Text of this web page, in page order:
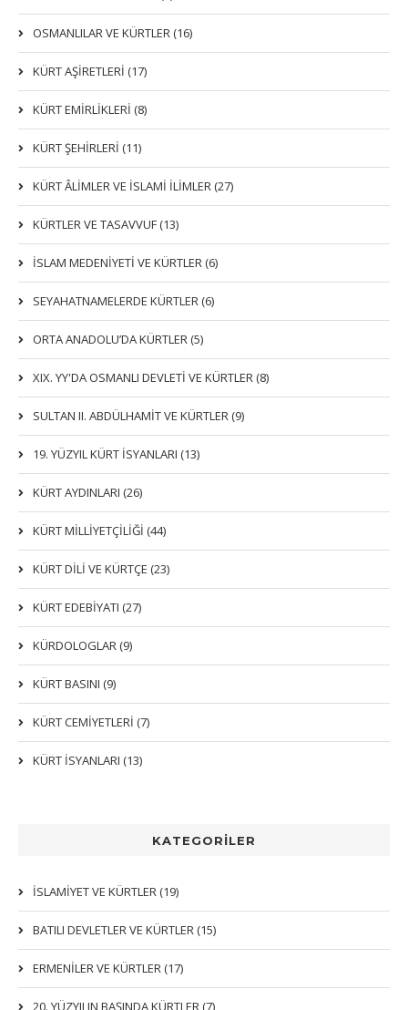
KATEGORİLER
İSLAMIYET VE KÜRTLER (19)
BATILI DEVLETLER VE KÜRTLER (15)
ERMENİLER VE KÜRTLER (17)
20. YÜZYILIN BAŞINDA KÜRTLER (7)
OSMANLILAR VE KÜRTLER (16)
KÜRT AŞİRETLERİ (17)
KÜRT EMİRLİKLERİ (8)
KÜRT ŞEHİRLERİ (11)
KÜRT ÂLİMLER VE İSLAMİ İLİMLER (27)
KÜRTLER VE TASAVVUF (13)
İSLAM MEDENİYETİ VE KÜRTLER (6)
SEYAHATNAMELERDE KÜRTLER (6)
ORTA ANADOLU’DA KÜRTLER (5)
XIX. YY'DA OSMANLI DEVLETI VE KÜRTLER (8)
SULTAN II. ABDÜLHAMİT VE KÜRTLER (9)
19. YÜZYIL KÜRT İSYANLARI (13)
KÜRT AYDINLARI (26)
KÜRT MİLLİYETÇİLİĞİ (44)
KÜRT DİLİ VE KÜRTÇE (23)
KÜRT EDEBİYATI (27)
KÜRDOLOGLAR (9)
KÜRT BASINI (9)
KÜRT CEMİYETLERİ (7)
KÜRT İSYANLARI (13)